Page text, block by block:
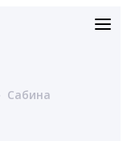
Сабина